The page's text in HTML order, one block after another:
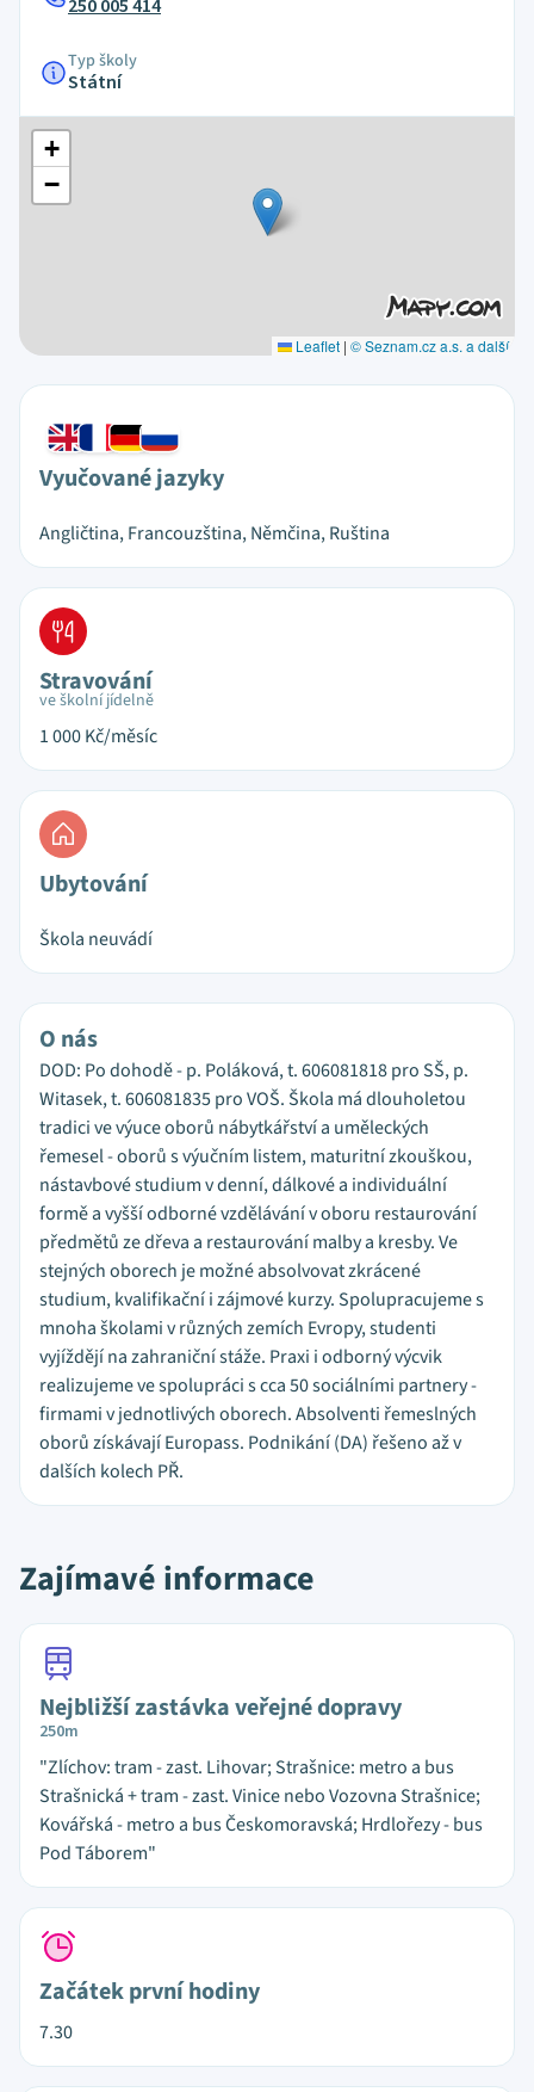
250 005 414
Typ školy
Státní
+
−
Leaflet | © Seznam.cz a.s. a další
Vyučované jazyky
Angličtina, Francouzština, Němčina, Ruština
Stravování
ve školní jídelně
1 000Kč/měsíc
Ubytování
Škola neuvádí
O nás
DOD: Po dohodě - p. Poláková, t. 606081818 pro SŠ, p.
Witasek, t. 606081835 pro VOŠ. Škola má dlouholetou
tradici ve výuce oborů nábytkářství a uměleckých
řemesel - oborů s výučním listem, maturitní zkouškou,
nástavbové studium v denní, dálkové a individuální
formě a vyšší odborné vzdělávání v oboru restaurování
předmětů ze dřeva a restaurování malby a kresby. Ve
stejných oborech je možné absolvovat zkrácené
studium, kvalifikační i zájmové kurzy. Spolupracujeme s
mnoha školami v různých zemích Evropy, studenti
vyjíždějí na zahraniční stáže. Praxi i odborný výcvik
realizujeme ve spolupráci s cca 50 sociálními partnery -
firmami v jednotlivých oborech. Absolventi řemeslných
oborů získávají Europass. Podnikání (DA) řešeno až v
dalších kolech PŘ.
Zajímavé informace
Nejbližší zastávka veřejné dopravy
250m
"Zlíchov: tram - zast. Lihovar; Strašnice: metro a bus
Strašnická + tram - zast. Vinice nebo Vozovna Strašnice;
Kovářská - metro a bus Českomoravská; Hrdlořezy - bus
Pod Táborem"
Začátek první hodiny
7.30